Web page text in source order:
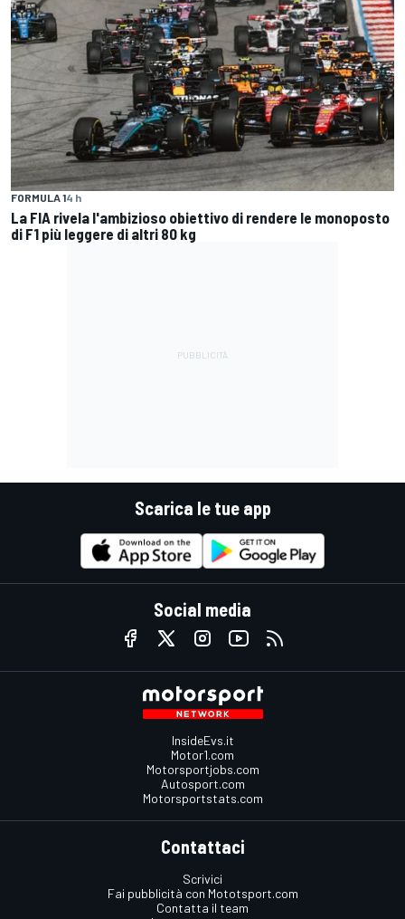
FORMULA 14 h
La FIA rivela l'ambizioso obiettivo di rendere le monoposto
di F1 più leggere di altri 80 kg
Scarica le tue app
Social media
InsideEvs.it
Motor1.com
Motorsportjobs.com
Autosport.com
Motorsportstats.com
Contattaci
Scrivici
Fai pubblicità con Mototsport.com
Contatta il team